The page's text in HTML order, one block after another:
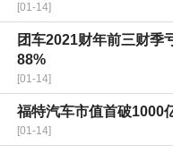
[01-14]
团车2021财年前三财季
88%
[01-14]
福特汽车市值首破1000
[01-14]